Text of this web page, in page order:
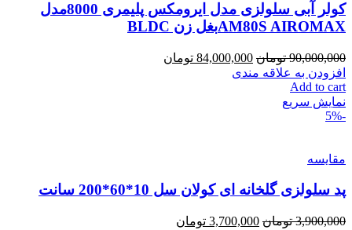
کولر آبی سلولزی مدل ایرومکس پلیمری 8000مدل
AM80S AIROMAXبغل زن BLDC
90,000,000 تومان 84,000,000 تومان
افزودن به علاقه مندی
Add to cart
نمایش سریع
-5%
مقايسه
پد سلولزی گلخانه ای کولان سل 10*60*200 سانت
3,900,000 تومان 3,700,000 تومان